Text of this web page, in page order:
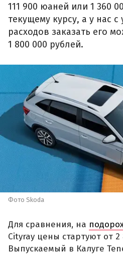
111 900 юаней или 1 360
текущему курсу, а у нас с
расходов заказать его
1 800 000 рублей.
Фото Skoda
Для сравнения, на
Cityray цены стартуют от 2
Выпускаемый в Калуге